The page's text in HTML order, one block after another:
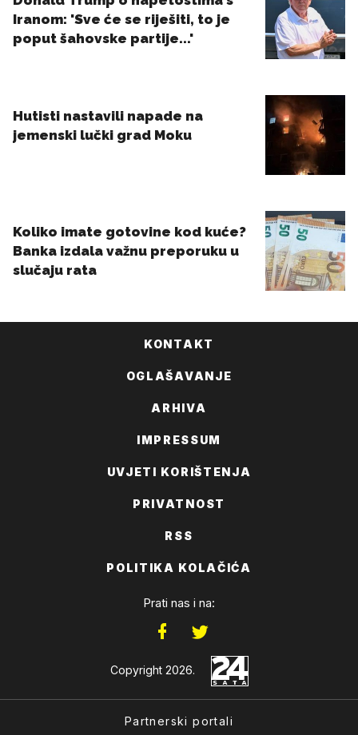
KONTAKT
OGLAŠAVANJE
ARHIVA
IMPRESSUM
UVJETI KORIŠTENJA
PRIVATNOST
RSS
POLITIKA KOLAČIĆA
Prati nas i na:
Copyright 2026.
Partnerski portali